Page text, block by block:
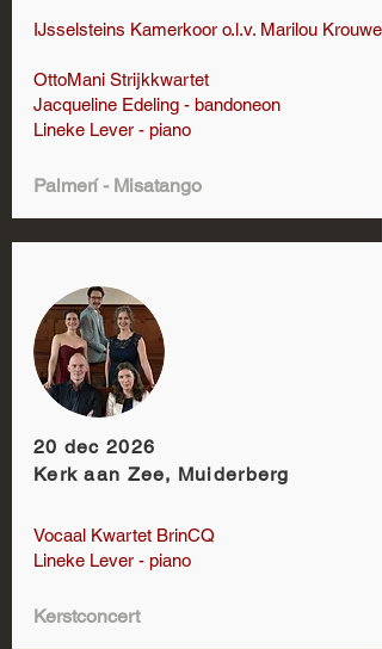
IJsselsteins Kamerkoor o.l.v. Marilou Krouwel
OttoMani Strijkkwartet
Jacqueline Edeling - bandoneon
Lineke Lever - piano
Palmerí - Misatango
20 dec 2026
Kerk aan Zee, Muiderberg
Vocaal Kwartet BrinCQ
Lineke Lever - piano
Kerstconcert